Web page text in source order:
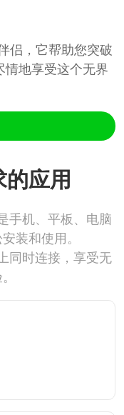
侣，它帮助您突破
地享受这个无界
应用
手机、平板、电脑
装和使用。
同时连接，享受无